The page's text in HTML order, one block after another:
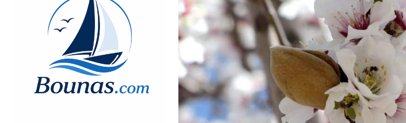
[ 03/08/2025 ]
Fish and Chips ΘΑΛΑΣΣΙΝΑ